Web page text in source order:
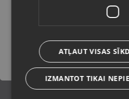
Stāvoklis Lietots (Garantija 6
59.00
2.68€/mēn.
ATĻAUT VISAS
IZMANTOT TIKAI